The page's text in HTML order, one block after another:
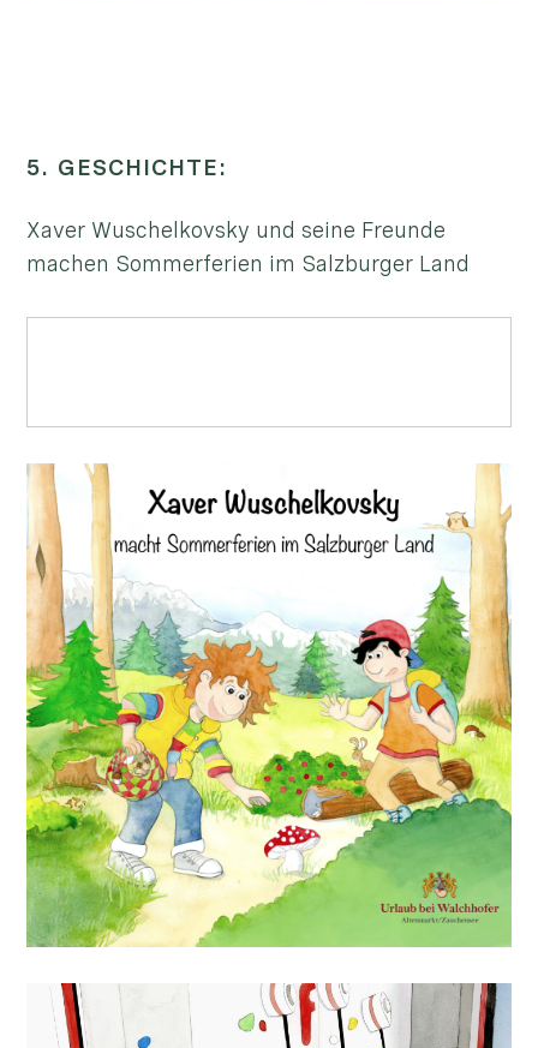
5. GESCHICHTE:
Xaver Wuschelkovsky und seine Freunde
machen Sommerferien im Salzburger Land